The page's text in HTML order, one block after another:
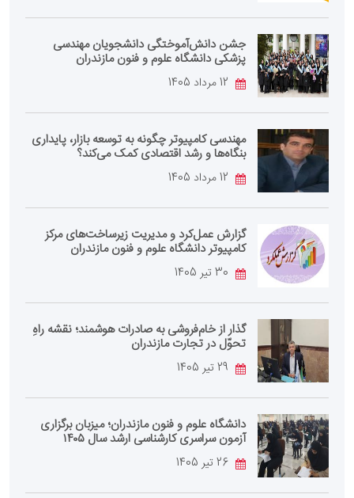
جشن دانش‌آموختگی دانشجویان مهندسی
پزشکی دانشگاه علوم و فنون مازندران
مهندسی کامپیوتر چگونه به توسعه بازار، پایداری
بنگاه‌ها و رشد اقتصادی کمک می‌کند؟
گزارش عمل‌کرد و مدیریت زیرساخت‌های مرکز
کامپیوتر دانشگاه علوم و فنون مازندران
گذار از خام‌فروشی به صادرات هوشمند؛ نقشه راهِ
تحوّل در تجارت مازندران
دانشگاه علوم و فنون مازندران؛ میزبان برگزاری
آزمون سراسری کارشناسی‌ ارشد سال ۱۴۰۵